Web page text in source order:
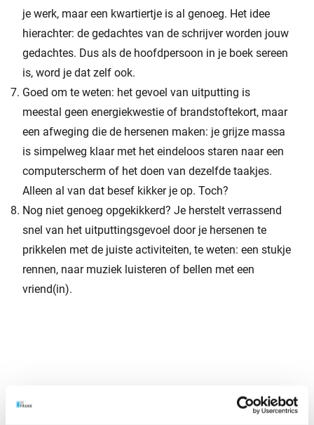
je werk, maar een kwartiertje is al genoeg. Het idee
hierachter: de gedachtes van de schrijver worden jouw
gedachtes. Dus als de hoofdpersoon in je boek sereen
is, word je dat zelf ook.
Goed om te weten: het gevoel van uitputting is
meestal geen energiekwestie of brandstoftekort, maar
een afweging die de hersenen maken: je grijze massa
is simpelweg klaar met het eindeloos staren naar een
computerscherm of het doen van dezelfde taakjes.
Alleen al van dat besef kikker je op. Toch?
Nog niet genoeg opgekikkerd? Je herstelt verrassend
snel van het uitputtingsgevoel door je hersenen te
prikkelen met de juiste activiteiten, te weten: een stukje
rennen, naar muziek luisteren of bellen met een
vriend(in).
Naast een gezond leven wil je ook een gezond pensioen.